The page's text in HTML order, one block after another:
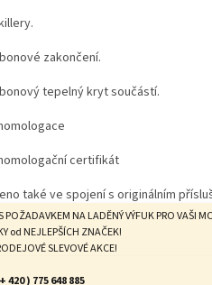
NA LADĚNÝ VÝFUK PRO VAŠI
od NEJLEPŠÍCH ZNAČEK!
SLEVOVÉ AKCE!
420 ) 775 648 885
zakončení.
tepelný kryt součástí.
certifikát
také ve spojení s originálním